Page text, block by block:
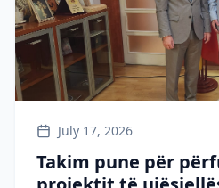
July 17, 2026
Takim pune për